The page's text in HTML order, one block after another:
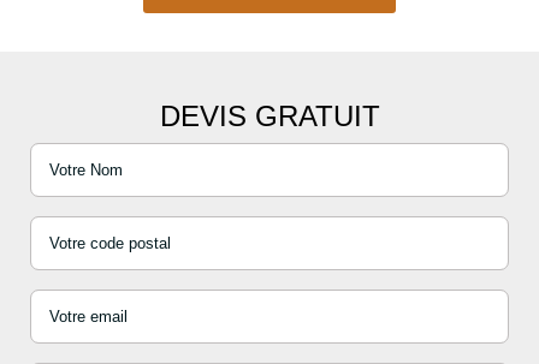
DEVIS GRATUIT